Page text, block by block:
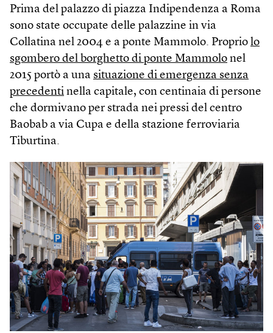
Prima del palazzo di piazza Indipendenza a Roma
sono state occupate delle palazzine in via
Collatina nel 2004 e a ponte Mammolo. Proprio lo
sgombero del borghetto di ponte Mammolo nel
2015 portò a una situazione di emergenza senza
precedenti nella capitale, con centinaia di persone
che dormivano per strada nei pressi del centro
Baobab a via Cupa e della stazione ferroviaria
Tiburtina.